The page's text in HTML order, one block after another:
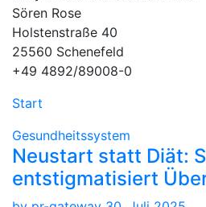
Sören Rose
Holstenstraße 40
25560 Schenefeld
+49 4892/89008-0
Start
Gesundheitssystem
Neustart statt Diät:
entstigmatisiert